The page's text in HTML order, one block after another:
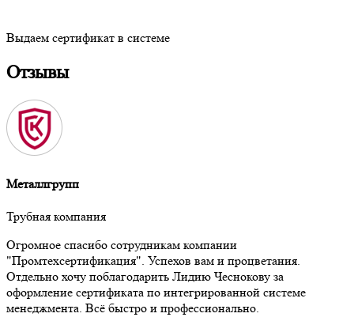
Выдаем сертификат в системе
Отзывы
Металлгрупп
Трубная компания
Огромное спасибо сотрудникам компании
"Промтехсертификация". Успехов вам и процветания.
Отдельно хочу поблагодарить Лидию Чеснокову за
оформление сертификата по интегрированной системе
менеджмента. Всё быстро и профессионально.